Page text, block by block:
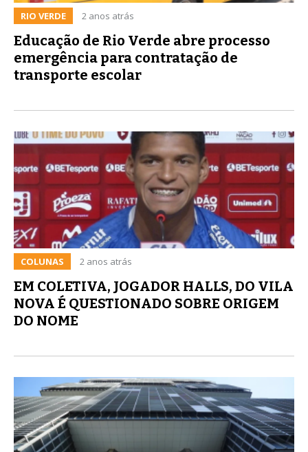
RIO VERDE 2 anos atrás
Educação de Rio Verde abre processo
emergência para contratação de
transporte escolar
COLUNAS 2 anos atrás
EM COLETIVA, JOGADOR HALLS, DO VILA
NOVA É QUESTIONADO SOBRE ORIGEM
DO NOME